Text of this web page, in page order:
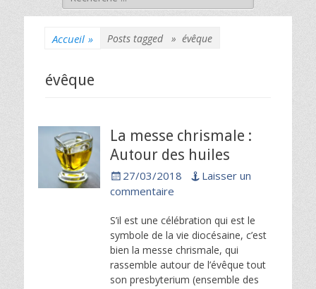
Accueil » Posts tagged » évêque
évêque
La messe chrismale :
Autour des huiles
Posted27/03/2018
Laisser un
commentaire
S’il est une célébration qui est le
symbole de la vie diocésaine, c’est
bien la messe chrismale, qui
rassemble autour de l’évêque tout
son presbyterium (ensemble des